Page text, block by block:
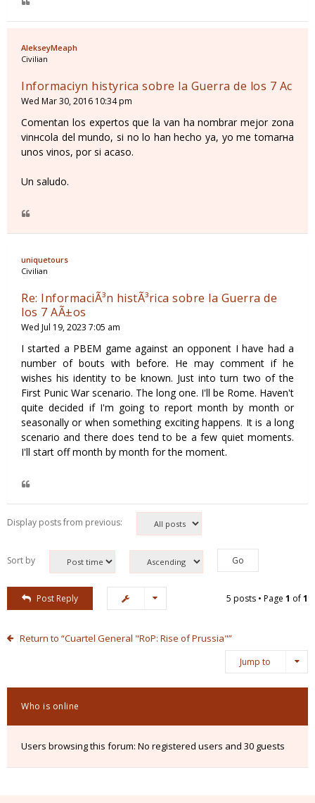
AlekseyMeaph
Civilian
Informaciуn histуrica sobre la Guerra de los 7 Aс
Wed Mar 30, 2016 10:34 pm
Comentan los expertos que la van ha nombrar mejor zona
vinнcola del mundo, si no lo han hecho ya, yo me tomarнa
unos vinos, por si acaso.
Un saludo.
uniquetours
Civilian
Re: InformaciÃ³n histÃ³rica sobre la Guerra de
los 7 AÃ±os
Wed Jul 19, 2023 7:05 am
I started a PBEM game against an opponent I have had a
number of bouts with before. He may comment if he
wishes his identity to be known. Just into turn two of the
First Punic War scenario. The long one. I'll be Rome. Haven't
quite decided if I'm going to report month by month or
seasonally or when something exciting happens. It is a long
scenario and there does tend to be a few quiet moments.
I'll start off month by month for the moment.
Display posts from previous:
Sort by
Post Reply 5 posts • Page 1 of1
Return to “Cuartel General "RoP: Rise of Prussia"”
Jump to
Who is online
Users browsing this forum: No registered users and 30 guests